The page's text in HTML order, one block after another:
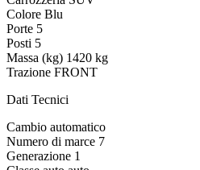
Colore Blu
Porte 5
Posti 5
Massa (kg) 1420 kg
Trazione FRONT
Dati Tecnici
Cambio automatico
Numero di marce 7
Generazione 1